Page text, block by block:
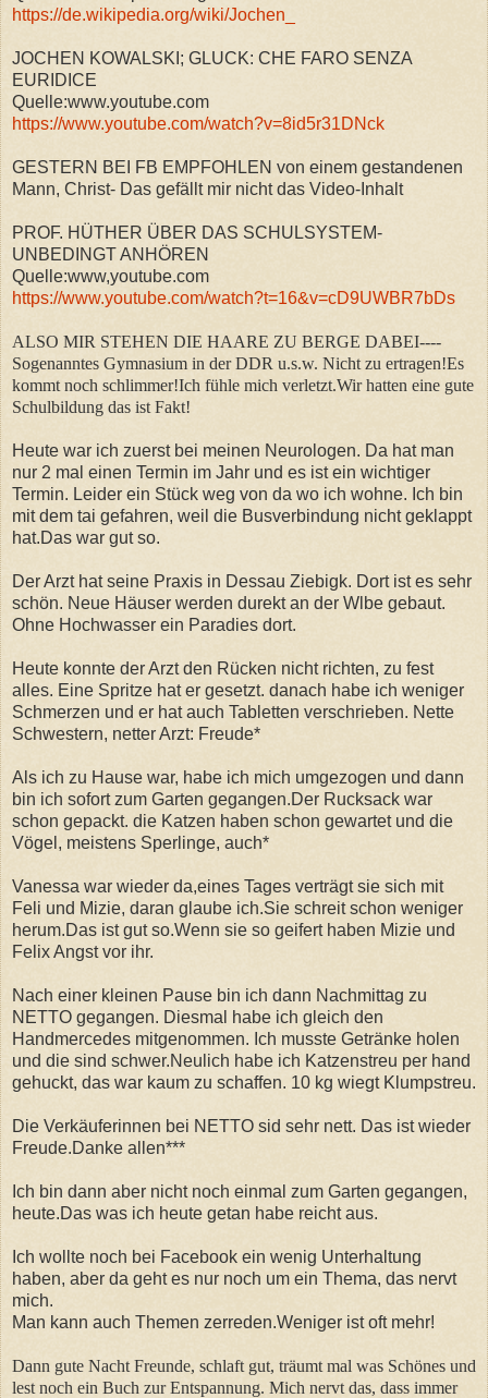
https://de.wikipedia.org/wiki/Jochen_
JOCHEN KOWALSKI; GLUCK: CHE FARO SENZA
EURIDICE
Quelle:www.youtube.com
https://www.youtube.com/watch?v=8id5r31DNck
GESTERN BEI FB EMPFOHLEN von einem gestandenen
Mann, Christ- Das gefällt mir nicht das Video-Inhalt
PROF. HÜTHER ÜBER DAS SCHULSYSTEM-
UNBEDINGT ANHÖREN
Quelle:www,youtube.com
https://www.youtube.com/watch?t=16&v=cD9UWBR7bDs
ALSO MIR STEHEN DIE HAARE ZU BERGE DABEI----
Sogenanntes Gymnasium in der DDR u.s.w. Nicht zu ertragen!Es
kommt noch schlimmer!Ich fühle mich verletzt.Wir hatten eine gute
Schulbildung das ist Fakt!
Heute war ich zuerst bei meinen Neurologen. Da hat man
nur 2 mal einen Termin im Jahr und es ist ein wichtiger
Termin. Leider ein Stück weg von da wo ich wohne. Ich bin
mit dem tai gefahren, weil die Busverbindung nicht geklappt
hat.Das war gut so.
Der Arzt hat seine Praxis in Dessau Ziebigk. Dort ist es sehr
schön. Neue Häuser werden durekt an der Wlbe gebaut.
Ohne Hochwasser ein Paradies dort.
Heute konnte der Arzt den Rücken nicht richten, zu fest
alles. Eine Spritze hat er gesetzt. danach habe ich weniger
Schmerzen und er hat auch Tabletten verschrieben. Nette
Schwestern, netter Arzt: Freude*
Als ich zu Hause war, habe ich mich umgezogen und dann
bin ich sofort zum Garten gegangen.Der Rucksack war
schon gepackt. die Katzen haben schon gewartet und die
Vögel, meistens Sperlinge, auch*
Vanessa war wieder da,eines Tages verträgt sie sich mit
Feli und Mizie, daran glaube ich.Sie schreit schon weniger
herum.Das ist gut so.Wenn sie so geifert haben Mizie und
Felix Angst vor ihr.
Nach einer kleinen Pause bin ich dann Nachmittag zu
NETTO gegangen. Diesmal habe ich gleich den
Handmercedes mitgenommen. Ich musste Getränke holen
und die sind schwer.Neulich habe ich Katzenstreu per hand
gehuckt, das war kaum zu schaffen. 10 kg wiegt Klumpstreu.
Die Verkäuferinnen bei NETTO sid sehr nett. Das ist wieder
Freude.Danke allen***
Ich bin dann aber nicht noch einmal zum Garten gegangen,
heute.Das was ich heute getan habe reicht aus.
Ich wollte noch bei Facebook ein wenig Unterhaltung
haben, aber da geht es nur noch um ein Thema, das nervt
mich.
Man kann auch Themen zerreden.Weniger ist oft mehr!
Dann gute Nacht Freunde, schlaft gut, träumt mal was Schönes und
lest noch ein Buch zur Entspannung. Mich nervt das, dass immer